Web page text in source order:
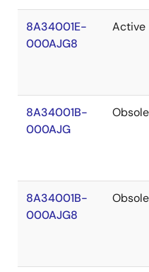
8A34001E-
000AJG8
Active
8A34001B-
000AJG
8A34001B-
000AJG8